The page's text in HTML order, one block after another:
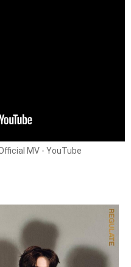
MV - YouTube